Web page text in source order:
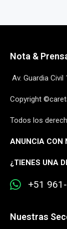
Nota &
Av. Guardia
Copyright
Todos los
ANUNCIA CON
¿TIENES UNA
+51
Nuestras